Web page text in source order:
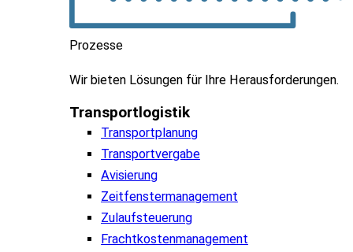
Prozesse
Wir bieten Lösungen für Ihre Herausforderungen.
Transportlogistik
Transportplanung
Transportvergabe
Avisierung
Zeitfenstermanagement
Zulaufsteuerung
Frachtkostenmanagement